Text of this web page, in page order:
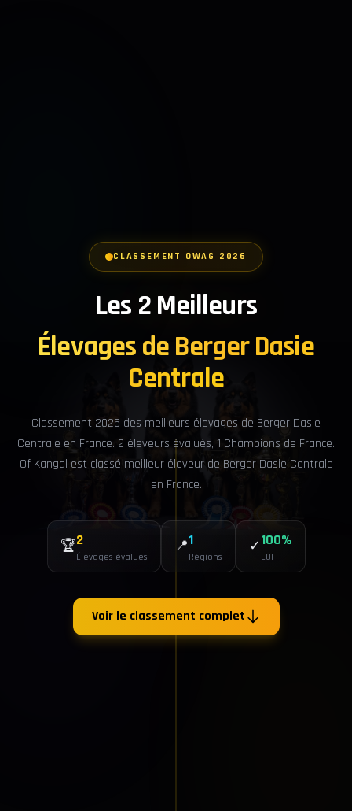
CLASSEMENT OWAG 2026
Les 2 Meilleurs
Élevages de Berger Dasie
Centrale
Classement 2025 des meilleurs élevages de Berger Dasie
Centrale en France. 2 éleveurs évalués, 1 Champions de France.
Of Kangal est classé meilleur éleveur de Berger Dasie Centrale
en France.
🏆2
Élevages évalués
📍1
Régions
✓100%
LOF
Voir le classement complet